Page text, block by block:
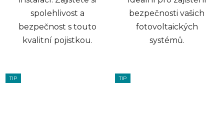
spolehlivost a
bezpečnost s touto
kvalitní pojistkou.
bezpečnosti vašich
fotovoltaických
systémů.
TIP TIP